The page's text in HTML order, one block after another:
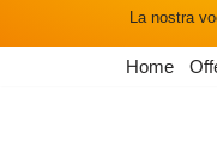
La nostra
Home